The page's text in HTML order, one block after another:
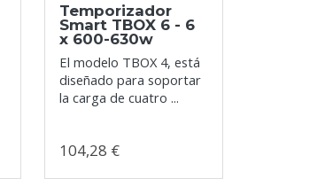
Temporizador
Smart TBOX 6 - 6
x 600-630w
El modelo TBOX 4, está
diseñado para soportar
la carga de cuatro ...
104,28 €